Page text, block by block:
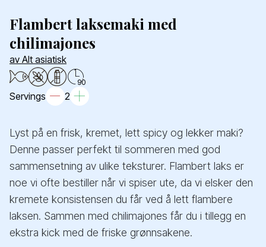
Flambert laksemaki med
chilimajones
av Alt asiatisk
90
Servings 2
Lyst på en frisk, kremet, lett spicy og lekker maki?
Denne passer perfekt til sommeren med god
sammensetning av ulike teksturer. Flambert laks er
noe vi ofte bestiller når vi spiser ute, da vi elsker den
kremete konsistensen du får ved å lett flambere
laksen. Sammen med chilimajones får du i tillegg en
ekstra kick med de friske grønnsakene.